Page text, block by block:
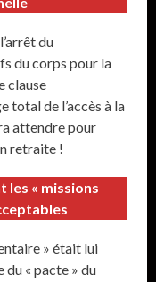
du
du corps pour la
clause
total de l’accès à la
attendre pour
retraite !
les « missions
» était lui
« pacte » du